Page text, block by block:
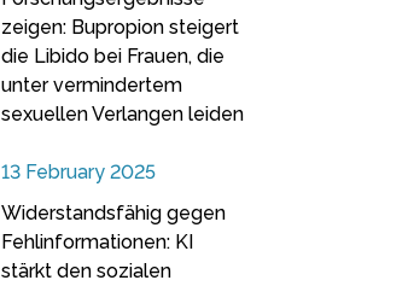
zeigen: Bupropion steigert
die Libido bei Frauen, die
unter vermindertem
sexuellen Verlangen leiden
13 February 2025
Widerstandsfähig gegen
Fehlinformationen: KI
stärkt den sozialen